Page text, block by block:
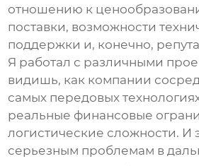
отношению к
поставки, возможности
поддержки и, конечно,
Я работал с различными
видишь, как компании
самых передовых
реальные финансовые
логистические сложности. И
серьезным проблемам в